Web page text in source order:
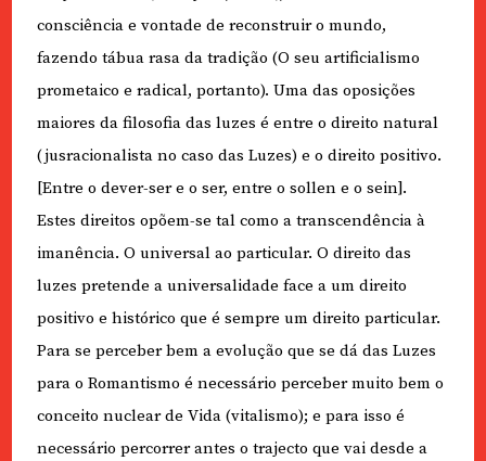
consciência e vontade de reconstruir o mundo,
fazendo tábua rasa da tradição (O seu artificialismo
prometaico e radical, portanto). Uma das oposições
maiores da filosofia das luzes é entre o direito natural
(jusracionalista no caso das Luzes) e o direito positivo.
[Entre o dever-ser e o ser, entre o sollen e o sein].
Estes direitos opõem-se tal como a transcendência à
imanência. O universal ao particular. O direito das
luzes pretende a universalidade face a um direito
positivo e histórico que é sempre um direito particular.
Para se perceber bem a evolução que se dá das Luzes
para o Romantismo é necessário perceber muito bem o
conceito nuclear de Vida (vitalismo); e para isso é
necessário percorrer antes o trajecto que vai desde a